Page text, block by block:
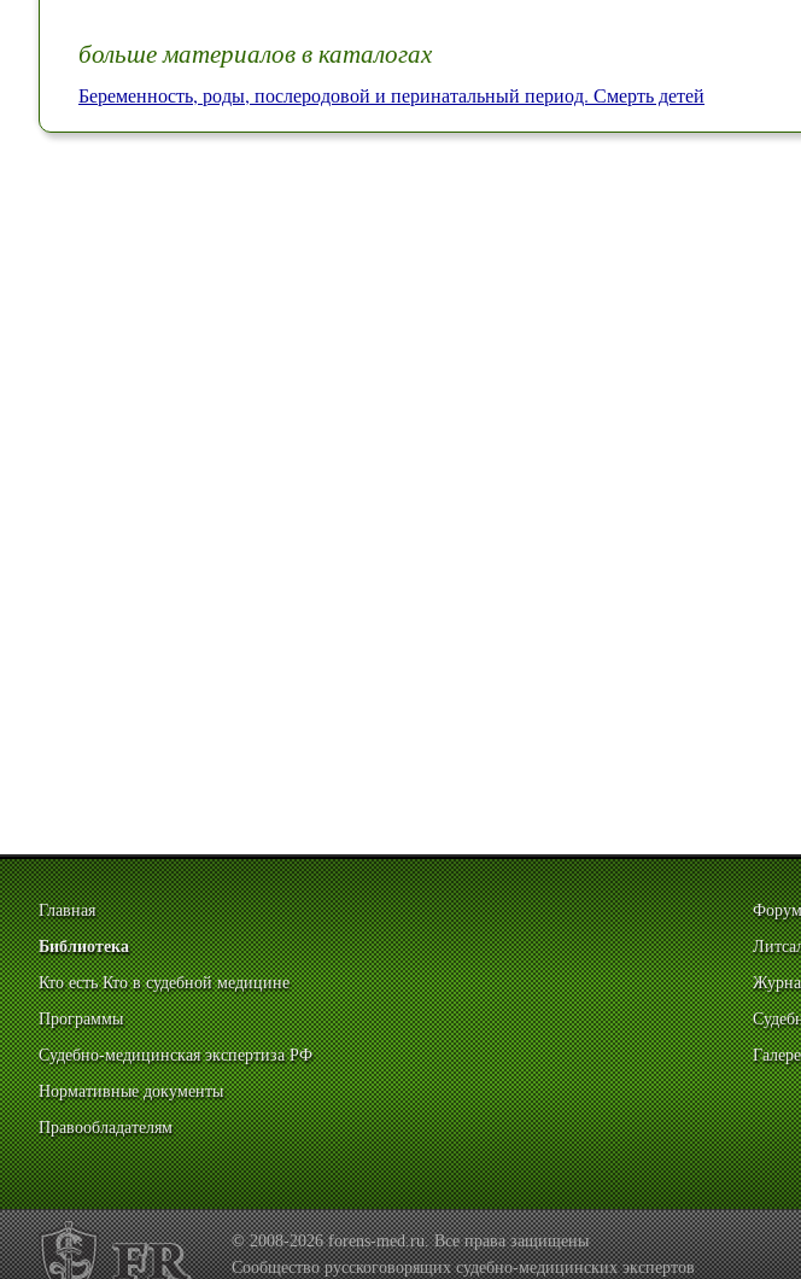
больше материалов в каталогах
Беременность, роды, послеродовой и перинатальный период. Смерть детей
Главная
Библиотека
Кто есть Кто в судебной медицине
Программы
Судебно-медицинская экспертиза РФ
Нормативные документы
Правообладателям
Форум
© 2008-2026 forens-med.ru. Все права защищены
Сообщество русскоговорящих судебно-медицинских экспертов